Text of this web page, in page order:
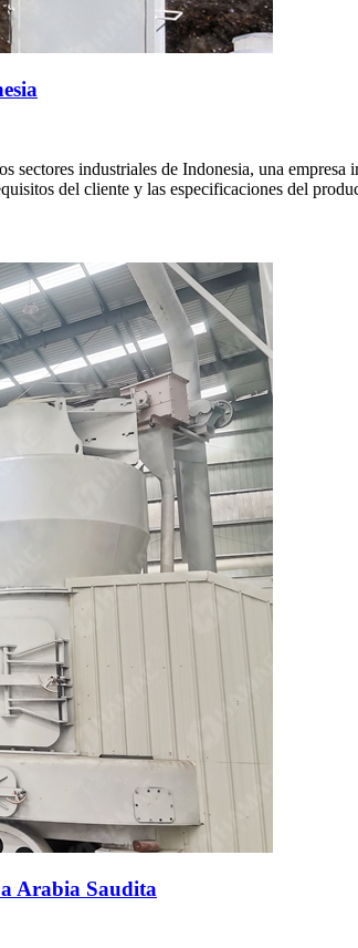
industriales de Indonesia, una
del cliente y las especificaciones del
Arabia Saudita